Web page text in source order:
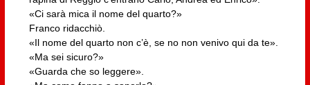
«Ci sarà mica il nome del quarto?»
Franco ridacchiò.
«Il nome del quarto non c’è, se no non venivo qui da te».
«Ma sei sicuro?»
«Guarda che so leggere».